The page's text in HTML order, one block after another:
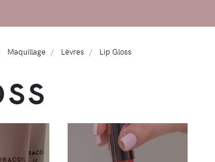
Maquillage Lèvres Lip Gloss